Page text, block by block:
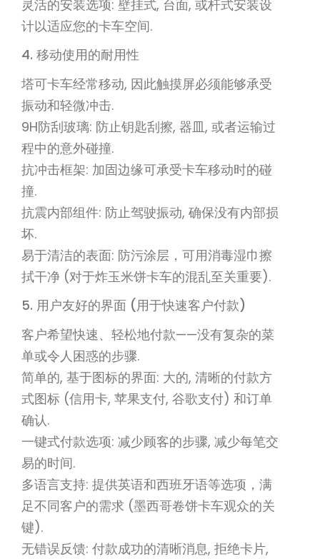
灵活的安装选项: 壁挂式, 台面, 或杆式安装设
计以适应您的卡车空间.
4. 移动使用的耐用性
塔可卡车经常移动, 因此触摸屏必须能够承受
振动和轻微冲击.
9H防刮玻璃: 防止钥匙刮擦, 器皿, 或者运输过
程中的意外碰撞.
抗冲击框架: 加固边缘可承受卡车移动时的碰
撞.
抗震内部组件: 防止驾驶振动, 确保没有内部损
坏.
易于清洁的表面: 防污涂层，可用消毒湿巾擦
拭干净 (对于炸玉米饼卡车的混乱至关重要).
5. 用户友好的界面 (用于快速客户付款)
客户希望快速、轻松地付款——没有复杂的菜
单或令人困惑的步骤.
简单的, 基于图标的界面: 大的, 清晰的付款方
式图标 (信用卡, 苹果支付, 谷歌支付) 和订单
确认.
一键式付款选项: 减少顾客的步骤, 减少每笔交
易的时间.
多语言支持: 提供英语和西班牙语等选项，满
足不同客户的需求 (墨西哥卷饼卡车观众的关
键).
无错误反馈: 付款成功的清晰消息, 拒绝卡片,